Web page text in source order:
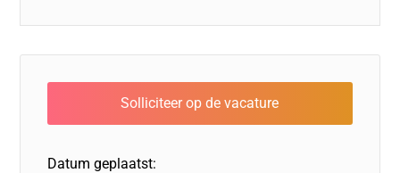
Datum geplaatst: